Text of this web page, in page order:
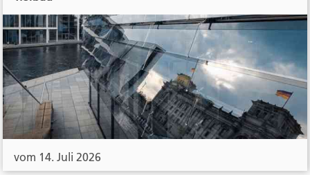
vom 14. Juli 2026